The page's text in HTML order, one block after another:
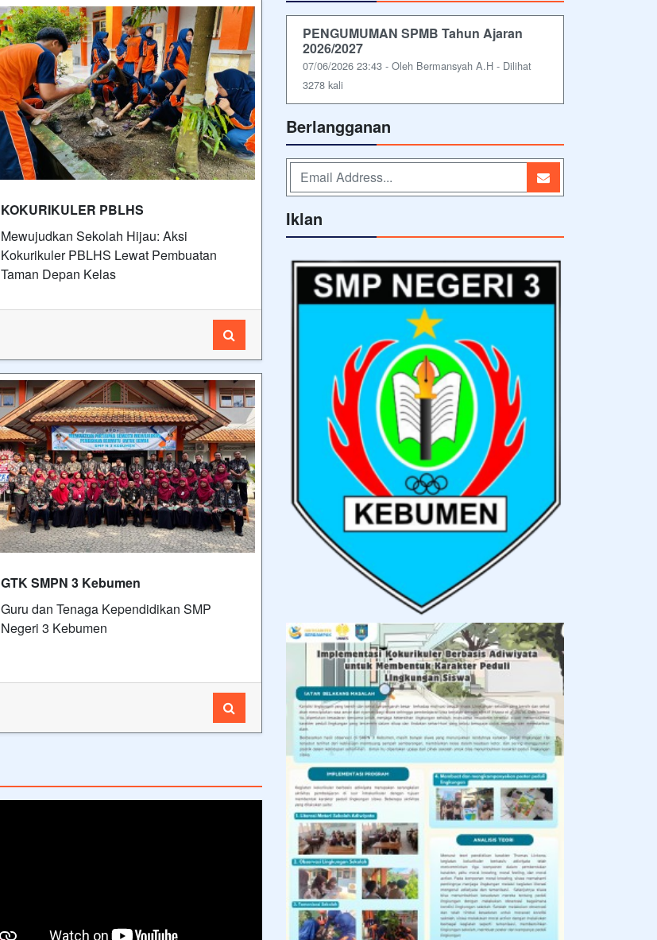
KOKURIKULER PBLHS
Mewujudkan Sekolah Hijau: Aksi
Kokurikuler PBLHS Lewat Pembuatan
Taman Depan Kelas
GTK SMPN 3 Kebumen
Guru dan Tenaga Kependidikan SMP
Negeri 3 Kebumen
PENGUMUMAN SPMB Tahun Ajaran
2026/2027
07/06/2026 23:43 - Oleh Bermansyah A.H - Dilihat
3278 kali
Berlangganan
Iklan